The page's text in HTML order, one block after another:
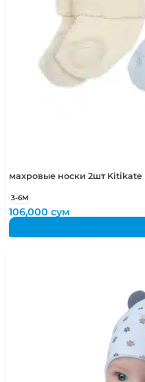
махровые носки 2шт Kitikate
3-6М
106,000сум